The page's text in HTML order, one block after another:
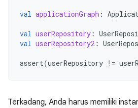
val applicationGraph :
val userRepository :
val userRepository2 :
assert(userRepository !=
Terkadang, Anda harus memiliki